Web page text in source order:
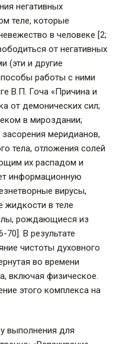
негативных
теле, которые
в человеке [2;
от негативных
(эти и другие
работы с ними
В.П. Гоча «Причина и
от демонических сил;
в мироздании;
меридианов,
тела, отложения солей
их распадом и
информационную
вирусы,
жидкости в теле
рождающиеся из
70]. В результате
чистоты духовного
во времени
включая физическое.
этого комплекса на
выполнения для